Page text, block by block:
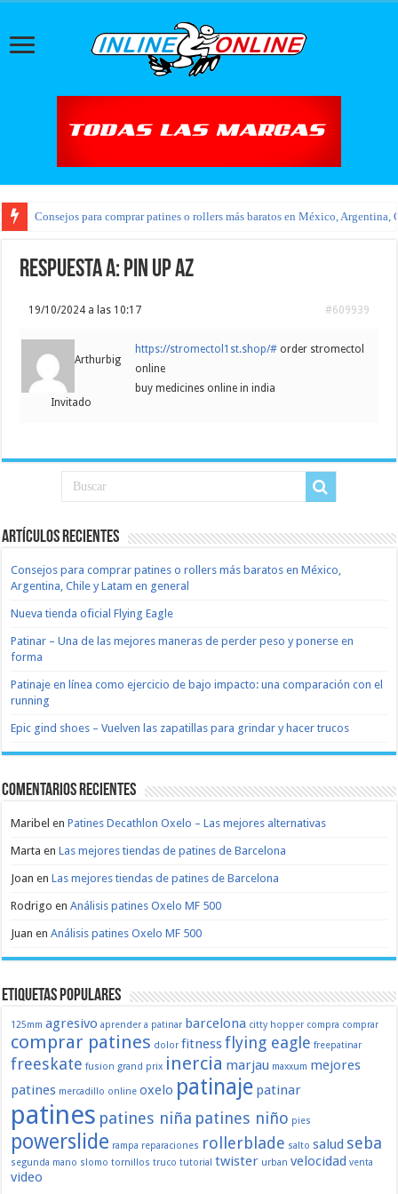
Consejos para comprar patines o rollers más baratos en México, Argentina,
Respuesta a: pin up az
19/10/2024 a las 10:17 #609939
Arthurbig
Invitado
https://stromectol1st.shop/# order stromectol
online
buy medicines online in india
Artículos recientes
Consejos para comprar patines o rollers más baratos en México,
Argentina, Chile y Latam en general
Nueva tienda oficial Flying Eagle
Patinar – Una de las mejores maneras de perder peso y ponerse en
forma
Patinaje en línea como ejercicio de bajo impacto: una comparación con el
running
Epic gind shoes – Vuelven las zapatillas para grindar y hacer trucos
Comentarios recientes
Maribel enPatines Decathlon Oxelo – Las mejores alternativas
Marta enLas mejores tiendas de patines de Barcelona
Joan enLas mejores tiendas de patines de Barcelona
Rodrigo enAnálisis patines Oxelo MF 500
Juan enAnálisis patines Oxelo MF 500
Etiquetas populares
125mm agresivo aprender a patinar barcelona citty hopper compra comprar
comprar patines dolor fitnessflying eagle freepatinar
freeskate fusion grand prix inercia marjau maxxum mejores
patines mercadillo online oxelo patinaje patinar
patines patines niña patines niño pies
powerslide rampa reparaciones rollerblade salto salud seba
segunda mano slomo tornillos truco tutorial twister urban velocidad venta
video